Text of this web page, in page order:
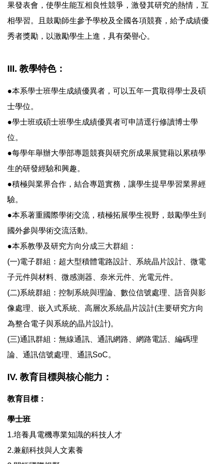
果發表會，使學生能互相良性競爭，激發其研究的熱情，互
相學習。且鼓勵師生參予學校及全國各項競賽，給予成績優
秀者獎勵，以激勵學生上進，具有榮譽心。
III. 教學特色：
●本系學士班學生成績優異者，可以五年一貫取得學士及碩
士學位。
●學士班或碩士班學生成績優異者可申請逕行修讀博士學
位。
●每學年舉辦大學部專題競賽與研究所成果展覽藉以累積學
生的研發經驗和興趣。
●積極與業界合作，結合專題實務，讓學生提早學習業界經
驗。
●本系著重國際學術交流，積極拓展學生視野，鼓勵學生到
國外參與學術交流活動。
●本系教學及研究方向分成三大群組：
(一)電子群組：超大型積體電路設計、系統晶片設計、微電
子元件與材料、微感測器、奈米元件、光電元件。
(二)系統群組：控制系統與理論、數位信號處理、語音與影
像處理、嵌入式系統、高層次系統晶片設計(主要研究方向
為整合電子與系統的晶片設計)。
(三)通訊群組：無線通訊、通訊網路、網路電話、編碼理
論、通訊信號處理、通訊SoC。
IV. 教育目標與核心能力：
教育目標：
學士班
1.培養具電機專業知識的科技人才
2.兼顧科技與人文素養